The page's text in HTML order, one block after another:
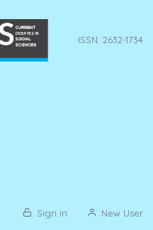
ISSN: 2632-1734
Sign in New User